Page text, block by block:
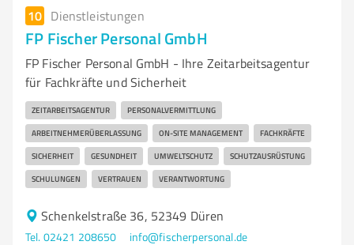
10 Dienstleistungen
FP Fischer Personal GmbH
FP Fischer Personal GmbH - Ihre Zeitarbeitsagentur
für Fachkräfte und Sicherheit
ZEITARBEITSAGENTUR PERSONALVERMITTLUNG
ARBEITNEHMERÜBERLASSUNG ON-SITE MANAGEMENT FACHKRÄFTE
SICHERHEIT GESUNDHEIT UMWELTSCHUTZ SCHUTZAUSRÜSTUNG
SCHULUNGEN VERTRAUEN VERANTWORTUNG
Schenkelstraße 36, 52349 Düren
Tel. 02421 208650
info@fischerpersonal.de